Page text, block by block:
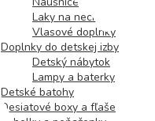
Laky na nechty
Vlasové doplnky
Doplnky do detskej izby
Detský nábytok
Lampy a baterky
Detské batohy
Desiatové boxy a fľaše